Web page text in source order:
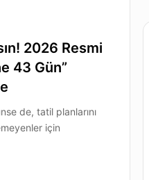
2026 Resmi
43 Gün”
de, tatil planlarını
için